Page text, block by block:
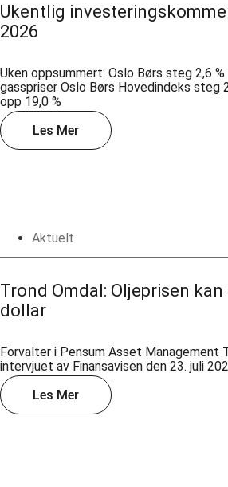
Ukentlig
2026
Uken oppsummert: Oslo Børs steg 2,6
gasspriser Oslo Børs Hovedindeks steg
opp 19,0 %
Les Mer
Aktuelt
Trond Omdal: Oljeprisen
dollar
Forvalter i Pensum Asset Management
intervjuet av Finansavisen den 23. juli
Les Mer